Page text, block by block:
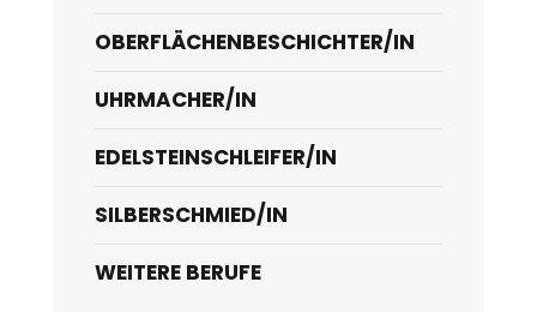
OBERFLÄCHENBESCHICHTER/IN
UHRMACHER/IN
EDELSTEINSCHLEIFER/IN
SILBERSCHMIED/IN
WEITERE BERUFE